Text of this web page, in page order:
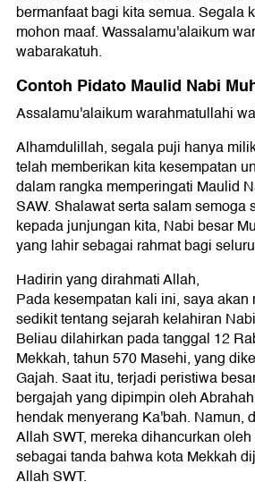
bermanfaat bagi kita semua. Segala
mohon maaf. Wassalamu'alaikum
wabarakatuh.
Contoh Pidato Maulid Nabi
Assalamu'alaikum warahmatullahi
Alhamdulillah, segala puji hanya
telah memberikan kita kesempatan
dalam rangka memperingati Maulid
SAW. Shalawat serta salam semoga
kepada junjungan kita, Nabi besar
yang lahir sebagai rahmat bagi
Hadirin yang dirahmati Allah,
Pada kesempatan kali ini, saya akan
sedikit tentang sejarah kelahiran
Beliau dilahirkan pada tanggal 12
Mekkah, tahun 570 Masehi, yang
Gajah. Saat itu, terjadi peristiwa
bergajah yang dipimpin oleh
hendak menyerang Ka'bah. Namun,
Allah SWT, mereka dihancurkan
sebagai tanda bahwa kota Mekkah
Allah SWT.